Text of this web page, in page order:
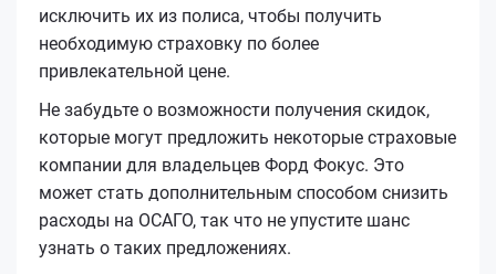
исключить их из полиса, чтобы получить
необходимую страховку по более
привлекательной цене.
Не забудьте о возможности получения скидок,
которые могут предложить некоторые страховые
компании для владельцев Форд Фокус. Это
может стать дополнительным способом снизить
расходы на ОСАГО, так что не упустите шанс
узнать о таких предложениях.